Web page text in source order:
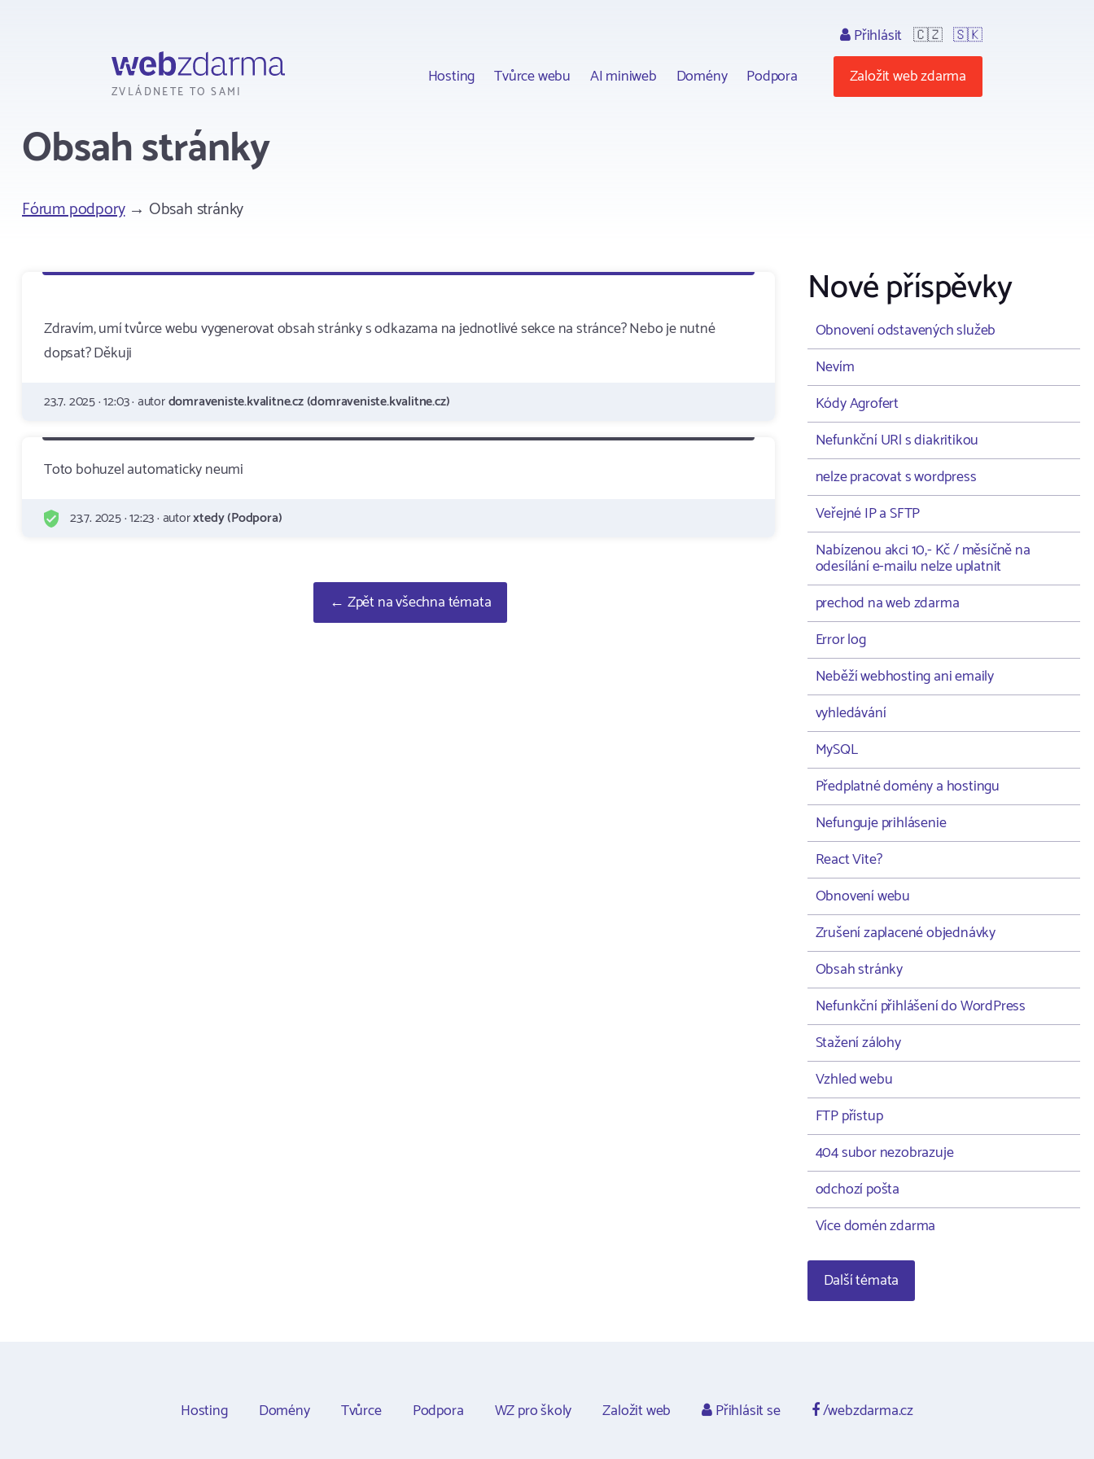
ZVLÁDNETE TO SAMI
Hosting Tvůrce webu AI miniweb Domény Podpora
Přihlásit 🇨🇿 🇸🇰
Založit web zdarma
Obsah stránky
Fórum podpory→ Obsah stránky
Zdravím, umí tvůrce webu vygenerovat obsah stránky s odkazama na jednotlivé sekce na stránce? Nebo je nutné
dopsat? Děkuji
23.7. 2025 · 12:03 · autordomraveniste.kvalitne.cz (domraveniste.kvalitne.cz)
Toto bohuzel automaticky neumi
23.7. 2025 · 12:23 · autorxtedy (Podpora)
← Zpět na všechna témata
Nové příspěvky
Obnovení odstavených služeb
Nevím
Kódy Agrofert
Nefunkční URl s diakritikou
nelze pracovat s wordpress
Veřejné IP a SFTP
Nabízenou akci 10,- Kč / měsíčně na
odesílání e-mailu nelze uplatnit
prechod na web zdarma
Error log
Neběží webhosting ani emaily
vyhledávání
MySQL
Předplatné domény a hostingu
Nefunguje prihlásenie
React Vite?
Obnovení webu
Zrušení zaplacené objednávky
Obsah stránky
Nefunkční přihlášení do WordPress
Stažení zálohy
Vzhled webu
FTP přístup
404 subor nezobrazuje
odchozí pošta
Více domén zdarma
Další témata
Hosting Domény Tvůrce Podpora WZ pro školy Založit web Přihlásit se /webzdarma.cz